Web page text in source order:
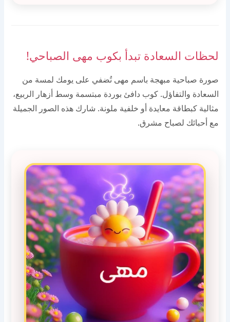
لحظات السعادة تبدأ بكوب مهى الصباحي!
صورة صباحية مبهجة باسم مهى تُضفي على يومك لمسة من
السعادة والتفاؤل. كوب دافئ بوردة مبتسمة وسط أزهار الربيع،
مثالية كبطاقة معايدة أو خلفية ملونة. شارك هذه الصور الجميلة
مع أحبائك لصباح مشرق.